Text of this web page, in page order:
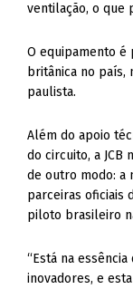
ventilação, o que
O equipamento é
britânica no país,
paulista.
Além do apoio
do circuito, a JCB
de outro modo: a
parceiras oficiais
piloto brasileiro
“Está na
inovadores, e